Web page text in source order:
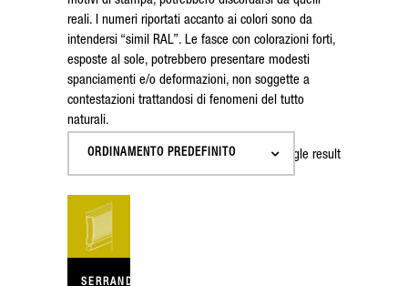
reali. I numeri riportati accanto ai colori sono da
intendersi “simil RAL”. Le fasce con colorazioni forti,
esposte al sole, potrebbero presentare modesti
spanciamenti e/o deformazioni, non soggette a
contestazioni trattandosi di fenomeni del tutto
naturali.
Showing the single result
ORDINAMENTO PREDEFINITO
SERRANDA